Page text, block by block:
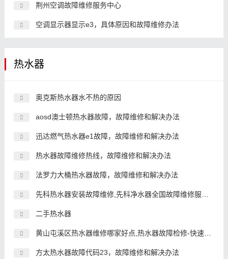
荆州空调故障维修服务中心
空调显示器显示e3，具体原因和故障维修办法
热水器
奥克斯热水器水不热的原因
aosd澳士顿热水器故障，故障维修和解决办法
迅达燃气热水器e1故障，故障维修和解决办法
热水器故障维修热线，故障维修和解决办法
法罗力大桶热水器故障，故障维修和解决办法
先科热水器安装故障维修,先科净水器全国故障维修服务故障维修
二手热水器
黄山屯溪区热水器维修哪家好点,热水器故障检修-快速上门
方太热水器故障代码23，故障维修和解决办法